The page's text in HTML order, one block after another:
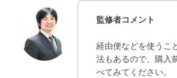
監修者コメント
経由便などを使うこ
法もあるので、購入
べてみてください。